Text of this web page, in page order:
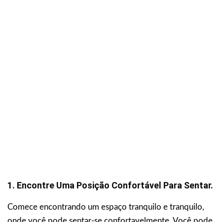
1. Encontre Uma Posição Confortável Para Sentar.
Comece encontrando um espaço tranquilo e tranquilo,